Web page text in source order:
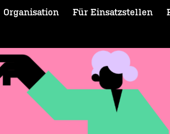
Organisation Für Einsatzstellen